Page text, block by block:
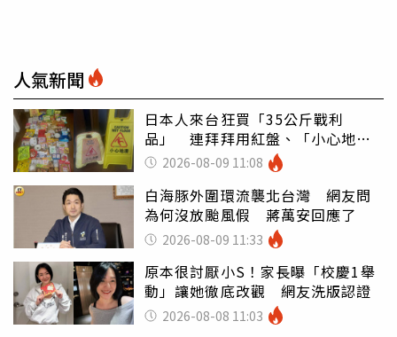
人氣新聞
日本人來台狂買「35公斤戰利
品」 連拜拜用紅盤、「小心地
滑」告示牌也帶回家
2026-08-09 11:08
白海豚外圍環流襲北台灣 網友問
為何沒放颱風假 蔣萬安回應了
2026-08-09 11:33
原本很討厭小S！家長曝「校慶1舉
動」讓她徹底改觀 網友洗版認證
2026-08-08 11:03